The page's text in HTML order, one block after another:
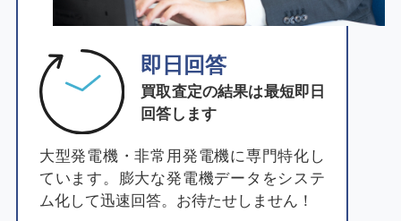
即日回答
買取査定の結果は最短即日
回答します
大型発電機・非常用発電機に専門特化し
ています。膨大な発電機データをシステ
ム化して迅速回答。お待たせしません！